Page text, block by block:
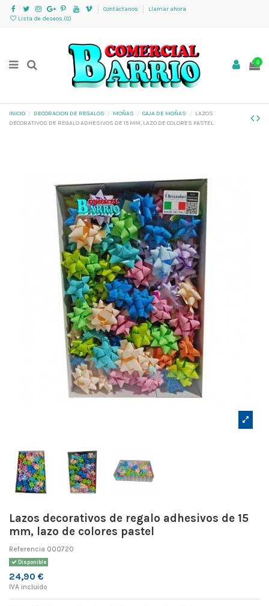
Contáctanos
Llamar ahora
Lista de deseos (0)
0
INICIO DECORACION DE REGALOS MOÑAS CAJA DE MOÑAS
LAZOS
DECORATIVOS DE REGALO ADHESIVOS DE 15 MM, LAZO DE COLORES PASTEL
Lazos decorativos de regalo adhesivos de 15
mm, lazo de colores pastel
Referencia 000720
Disponible
24,90 €
IVA incluido